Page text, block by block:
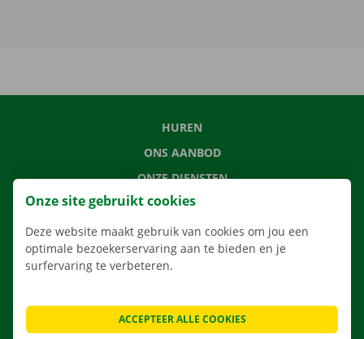
HUREN
ONS AANBOD
ONZE DIENSTEN
LOCATIES
APP
VERHUISOPLOSSINGEN
CONTACTEER ONS
Onze site gebruikt cookies
Deze website maakt gebruik van cookies om jou een
optimale bezoekerservaring aan te bieden en je
surfervaring te verbeteren.
ACCEPTEER ALLE COOKIES